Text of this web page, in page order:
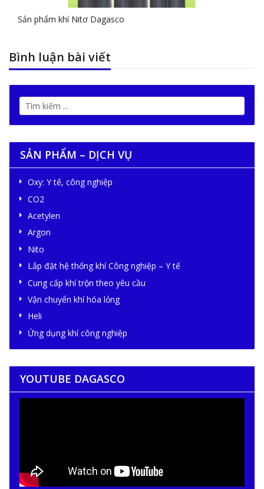
Sản phẩm khí Nitơ Dagasco
Bình luận bài viết
SẢN PHẨM – DỊCH VỤ
Oxy: Y tế, công nghiệp
CO2
Acetylen
Argon
Nito
Lắp đặt hệ thống khí Công nghiệp – Y tế
Cung cấp khí trộn theo yêu cầu
Vận chuyển khí hóa lỏng
Heli
Ứng dụng khí công nghiệp
YOUTUBE DAGASCO